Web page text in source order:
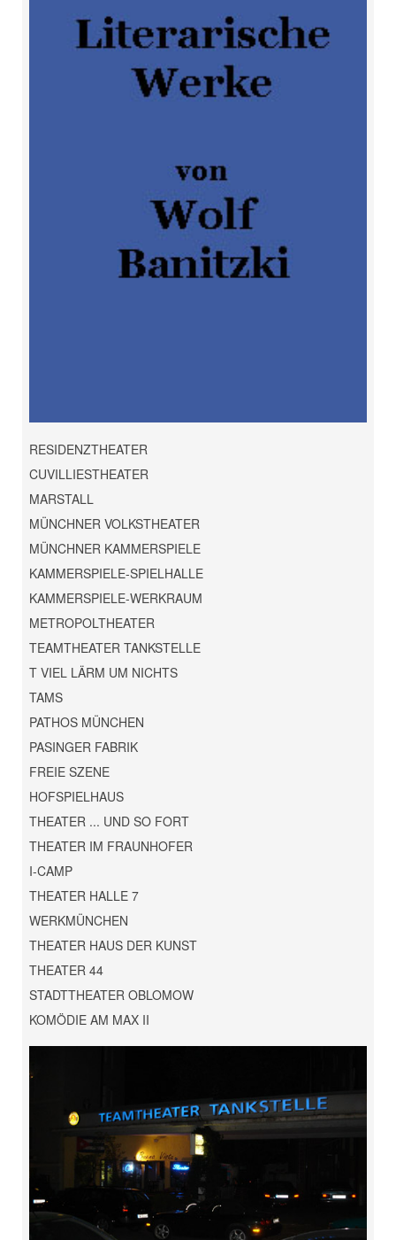
RESIDENZTHEATER
CUVILLIESTHEATER
MARSTALL
MÜNCHNER VOLKSTHEATER
MÜNCHNER KAMMERSPIELE
KAMMERSPIELE-SPIELHALLE
KAMMERSPIELE-WERKRAUM
METROPOLTHEATER
TEAMTHEATER TANKSTELLE
T VIEL LÄRM UM NICHTS
TAMS
PATHOS MÜNCHEN
PASINGER FABRIK
FREIE SZENE
HOFSPIELHAUS
THEATER ... UND SO FORT
THEATER IM FRAUNHOFER
I-CAMP
THEATER HALLE 7
WERKMÜNCHEN
THEATER HAUS DER KUNST
THEATER 44
STADTTHEATER OBLOMOW
KOMÖDIE AM MAX II